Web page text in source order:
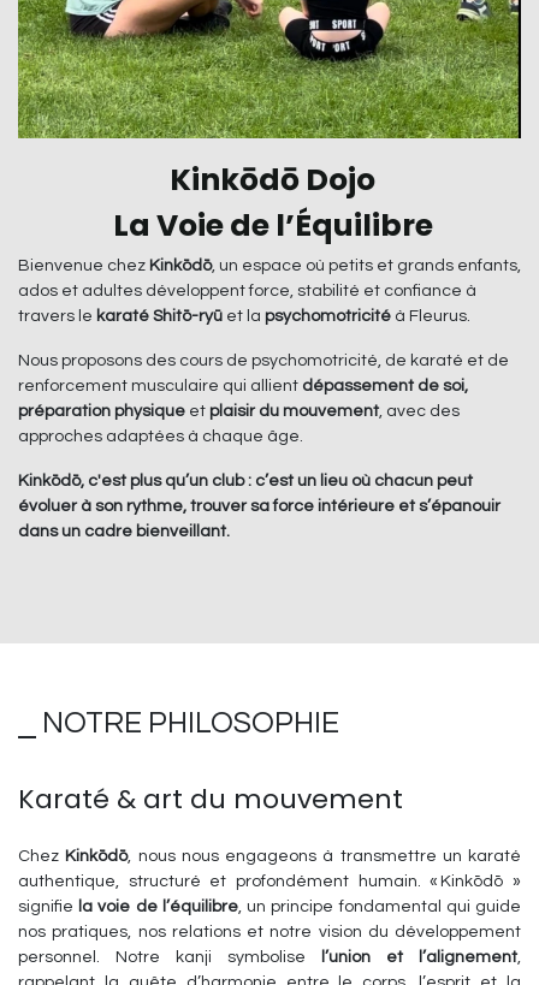
Kinkōdō Dojo
La Voie de l’Équilibre
Bienvenue chez Kinkōdō, un espace où petits et grands enfants,
ados et adultes développent force, stabilité et confiance à
travers le karaté Shitō-ryū et la psychomotricité à Fleurus.
Nous proposons des cours de psychomotricité, de karaté et de
renforcement musculaire qui allient dépassement de soi,
préparation physique et plaisir du mouvement, avec des
approches adaptées à chaque âge.
Kinkōdō, c'est plus qu’un club : c’est un lieu où chacun peut
évoluer à son rythme, trouver sa force intérieure et s’épanouir
dans un cadre bienveillant.
⎯ NOTRE PHILOSOPHIE
Karaté & art du mouvement
Chez Kinkōdō, nous nous engageons à transmettre un karaté
authentique, structuré et profondément humain. « Kinkōdō »
signifie
la voie de l’équilibre, un principe fondamental qui guide
nos pratiques, nos relations et notre vision du développement
personnel. Notre kanji symbolise
l’union et l’alignement,